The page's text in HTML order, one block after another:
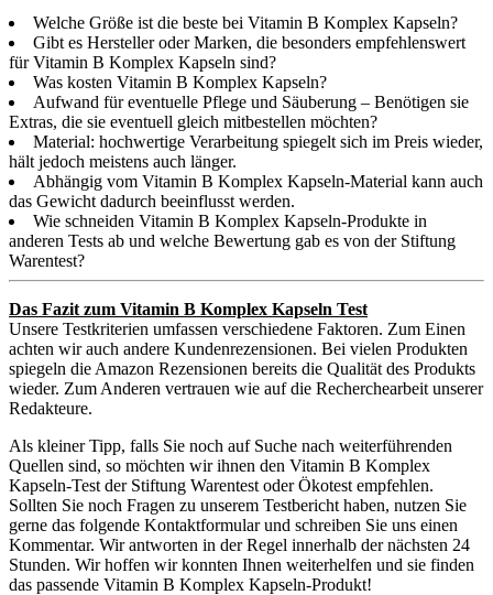
Welche Größe ist die beste bei Vitamin B Komplex Kapseln?
Gibt es Hersteller oder Marken, die besonders empfehlenswert
für Vitamin B Komplex Kapseln sind?
Was kosten Vitamin B Komplex Kapseln?
Aufwand für eventuelle Pflege und Säuberung – Benötigen sie
Extras, die sie eventuell gleich mitbestellen möchten?
Material: hochwertige Verarbeitung spiegelt sich im Preis wieder,
hält jedoch meistens auch länger.
Abhängig vom Vitamin B Komplex Kapseln-Material kann auch
das Gewicht dadurch beeinflusst werden.
Wie schneiden Vitamin B Komplex Kapseln-Produkte in
anderen Tests ab und welche Bewertung gab es von der Stiftung
Warentest?
Das Fazit zum Vitamin B Komplex Kapseln Test
Unsere Testkriterien umfassen verschiedene Faktoren. Zum Einen
achten wir auch andere Kundenrezensionen. Bei vielen Produkten
spiegeln die Amazon Rezensionen bereits die Qualität des Produkts
wieder. Zum Anderen vertrauen wie auf die Recherchearbeit unserer
Redakteure.
Als kleiner Tipp, falls Sie noch auf Suche nach weiterführenden
Quellen sind, so möchten wir ihnen den Vitamin B Komplex
Kapseln-Test der Stiftung Warentest oder Ökotest empfehlen.
Sollten Sie noch Fragen zu unserem Testbericht haben, nutzen Sie
gerne das folgende Kontaktformular und schreiben Sie uns einen
Kommentar. Wir antworten in der Regel innerhalb der nächsten 24
Stunden. Wir hoffen wir konnten Ihnen weiterhelfen und sie finden
das passende Vitamin B Komplex Kapseln-Produkt!